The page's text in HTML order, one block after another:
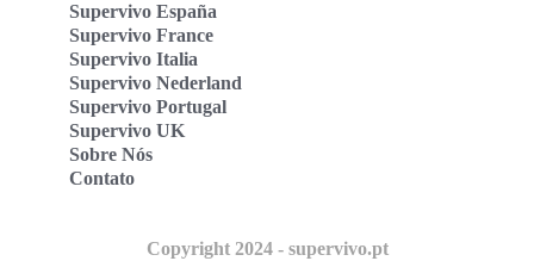
Supervivo España
Supervivo France
Supervivo Italia
Supervivo Nederland
Supervivo Portugal
Supervivo UK
Sobre Nós
Contato
Copyright 2024 - supervivo.pt